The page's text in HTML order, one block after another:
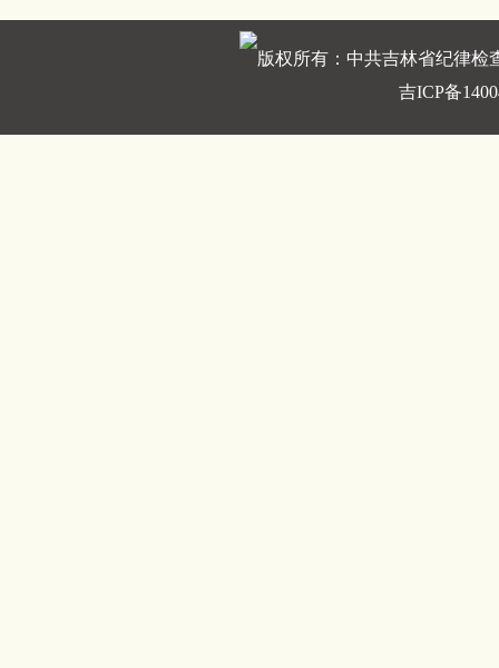
版权所有：中共吉林省纪律检
吉ICP备